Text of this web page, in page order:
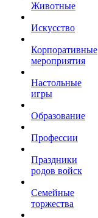
Животные
Искусство
Корпоративные
мероприятия
Настольные
игры
Образование
Профессии
Праздники
родов войск
Семейные
торжества